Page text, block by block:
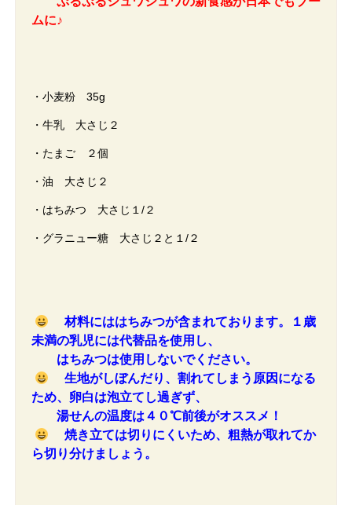
ムに♪
・小麦粉 35g
・牛乳 大さじ２
・たまご ２個
・油 大さじ２
・はちみつ 大さじ１/２
・グラニュー糖 大さじ２と１/２
材料にははちみつが含まれております。１歳
未満の乳児には代替品を使用し、
はちみつは使用しないでください。
生地がしぼんだり、割れてしまう原因になる
ため、卵白は泡立てし過ぎず、
湯せんの温度は４０℃前後がオススメ！
焼き立ては切りにくいため、粗熱が取れてか
ら切り分けましょう。